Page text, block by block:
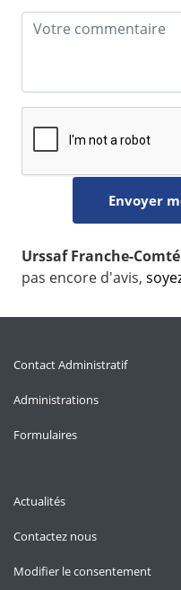
Urssaf Franche-
pas encore d'avis,
Contact Administratif
Administrations
Formulaires
Actualités
Contactez nous
Modifier le consentement